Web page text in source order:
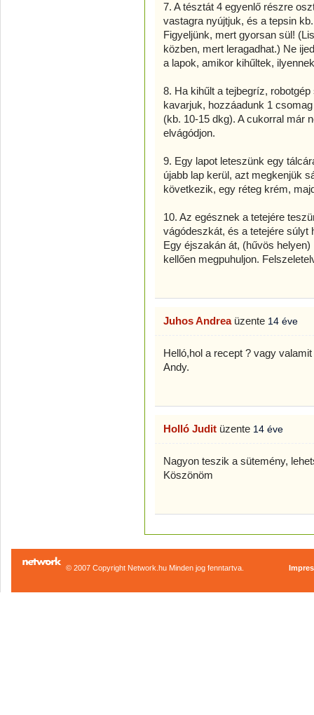
7. A tésztát 4 egyenlő részre
vastagra nyújtjuk, és a tepsin
Figyeljünk, mert gyorsan sül!
közben, mert leragadhat.) Ne
a lapok, amikor kihűltek,
8. Ha kihűlt a tejbegríz,
kavarjuk, hozzáadunk 1
(kb. 10-15 dkg). A cukorral már
elvágódjon.
9. Egy lapot leteszünk egy
újabb lap kerül, azt megkenjük
következik, egy réteg krém,
10. Az egésznek a tetejére
vágódeszkát, és a tetejére súlyt
Egy éjszakán át, (hűvös
kellően megpuhuljon.
Juhos Andreaüzente 14 éve
Helló,hol a recept ? vagy
Andy.
Holló Judit üzente 14 éve
Nagyon teszik a sütemény,
Köszönöm
© 2007 Copyright Network.hu Minden jog fenntartva.